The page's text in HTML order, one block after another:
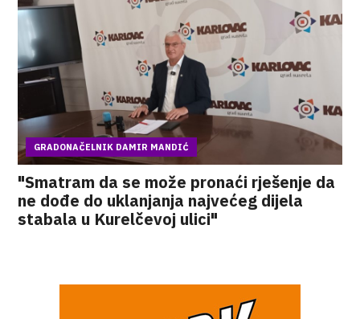
GRADONAČELNIK DAMIR MANDIĆ
"Smatram da se može pronaći rješenje da
ne dođe do uklanjanja najvećeg dijela
stabala u Kurelčevoj ulici"